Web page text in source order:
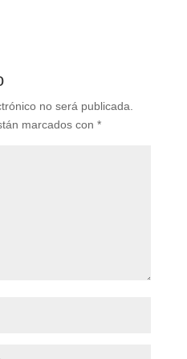
no será publicada.
marcados con *